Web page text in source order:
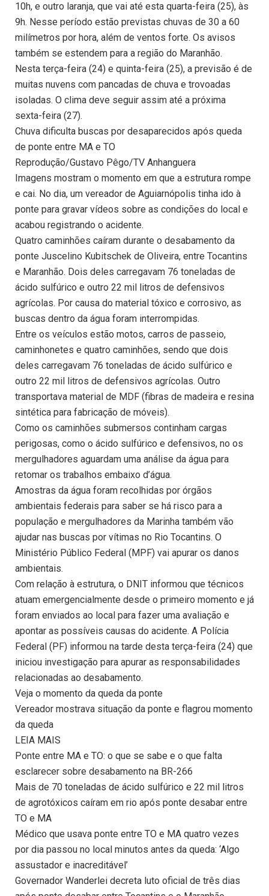
10h, e outro laranja, que vai até esta quarta-feira (25), às
9h. Nesse período estão previstas chuvas de 30 a 60
milímetros por hora, além de ventos forte. Os avisos
também se estendem para a região do Maranhão.
Nesta terça-feira (24) e quinta-feira (25), a previsão é de
muitas nuvens com pancadas de chuva e trovoadas
isoladas. O clima deve seguir assim até a próxima
sexta-feira (27).
Chuva dificulta buscas por desaparecidos após queda
de ponte entre MA e TO
Reprodução/Gustavo Pêgo/TV Anhanguera
Imagens mostram o momento em que a estrutura rompe
e cai. No dia, um vereador de Aguiarnópolis tinha ido à
ponte para gravar vídeos sobre as condições do local e
acabou registrando o acidente.
Quatro caminhões caíram durante o desabamento da
ponte Juscelino Kubitschek de Oliveira, entre Tocantins
e Maranhão. Dois deles carregavam 76 toneladas de
ácido sulfúrico e outro 22 mil litros de defensivos
agrícolas. Por causa do material tóxico e corrosivo, as
buscas dentro da água foram interrompidas.
Entre os veículos estão motos, carros de passeio,
caminhonetes e quatro caminhões, sendo que dois
deles carregavam 76 toneladas de ácido sulfúrico e
outro 22 mil litros de defensivos agrícolas. Outro
transportava material de MDF (fibras de madeira e resina
sintética para fabricação de móveis).
Como os caminhões submersos continham cargas
perigosas, como o ácido sulfúrico e defensivos, no os
mergulhadores aguardam uma análise da água para
retomar os trabalhos embaixo d’água.
Amostras da água foram recolhidas por órgãos
ambientais federais para saber se há risco para a
população e mergulhadores da Marinha também vão
ajudar nas buscas por vítimas no Rio Tocantins. O
Ministério Público Federal (MPF) vai apurar os danos
ambientais.
Com relação à estrutura, o DNIT informou que técnicos
atuam emergencialmente desde o primeiro momento e já
foram enviados ao local para fazer uma avaliação e
apontar as possíveis causas do acidente. A Polícia
Federal (PF) informou na tarde desta terça-feira (24) que
iniciou investigação para apurar as responsabilidades
relacionadas ao desabamento.
Veja o momento da queda da ponte
Vereador mostrava situação da ponte e flagrou momento
da queda
LEIA MAIS
Ponte entre MA e TO: o que se sabe e o que falta
esclarecer sobre desabamento na BR-266
Mais de 70 toneladas de ácido sulfúrico e 22 mil litros
de agrotóxicos caíram em rio após ponte desabar entre
TO e MA
Médico que usava ponte entre TO e MA quatro vezes
por dia passou no local minutos antes da queda: ‘Algo
assustador e inacreditável’
Governador Wanderlei decreta luto oficial de três dias